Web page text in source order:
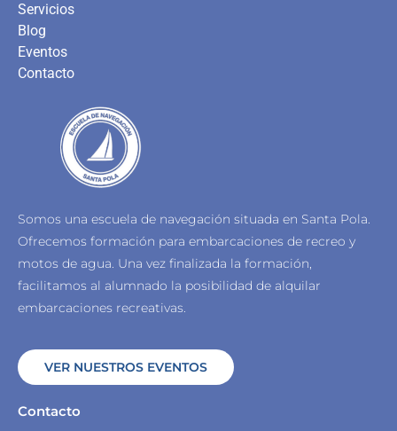
Servicios
Blog
Eventos
Contacto
Somos una escuela de navegación situada en Santa Pola.
Ofrecemos formación para embarcaciones de recreo y
motos de agua. Una vez finalizada la formación,
facilitamos al alumnado la posibilidad de alquilar
embarcaciones recreativas.
VER NUESTROS EVENTOS
Contacto